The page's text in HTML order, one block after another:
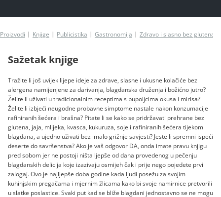
Proizvodi Knjige Publicistika Gastronomija Zdravo i slasno bez glutena III
Sažetak knjige
Tražite li još uvijek lijepe ideje za zdrave, slasne i ukusne kolačiće bez
alergena namijenjene za darivanja, blagdanska druženja i božićno jutro?
Želite li uživati u tradicionalnim receptima s pupoljcima okusa i mirisa?
Želite li izbjeći neugodne probavne simptome nastale nakon konzumacije
rafiniranih šećera i brašna? Pitate li se kako se pridržavati prehrane bez
glutena, jaja, mlijeka, kvasca, kukuruza, soje i rafiniranih šećera tijekom
blagdana, a ujedno uživati bez imalo grižnje savjesti? Jeste li spremni ispeći
deserte do savršenstva? Ako je vaš odgovor DA, onda imate pravu knjigu
pred sobom jer ne postoji ništa ljepše od dana provedenog u pečenju
blagdanskih delicija koje izazivaju osmijeh čak i prije nego pojedete prvi
zalogaj. Ovo je najljepše doba godine kada ljudi posežu za svojim
kuhinjskim pregačama i mjernim žlicama kako bi svoje namirnice pretvorili
u slatke poslastice. Svaki put kad se bliže blagdani jednostavno se ne mogu